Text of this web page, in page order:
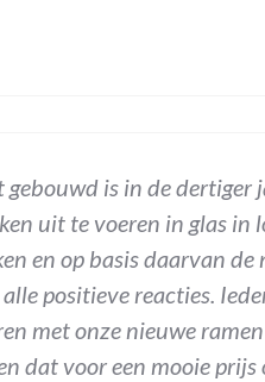
is in de dertiger
uit te voeren in glas in
en op basis daarvan de
positieve reacties.
met onze nieuwe
dat voor een mooie prijs